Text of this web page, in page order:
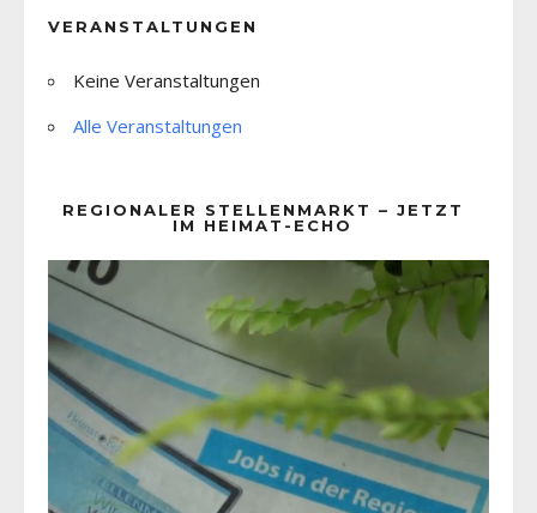
VERANSTALTUNGEN
Keine Veranstaltungen
Alle Veranstaltungen
REGIONALER STELLENMARKT – JETZT
IM HEIMAT-ECHO
Player